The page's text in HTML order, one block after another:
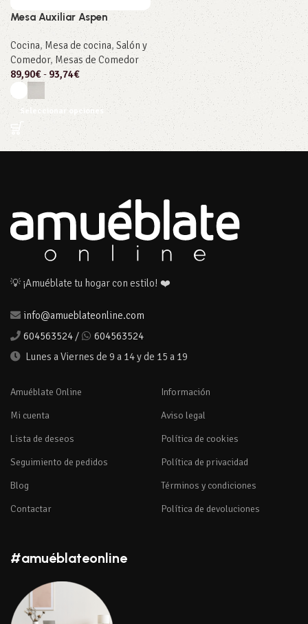
Mesa Auxiliar Aspen
Cocina,Mesa de cocina, Salón y
Comedor, Mesas de Comedor
89,90€-93,74€
Seleccionar opciones
💡 ¡Amuéblate tu hogar con estilo! ❤️
info@amueblateonline.com
604563524 /
604563524
Lunes a Viernes de 9 a 14 y de 15 a 19
Amuéblate Online
Mi cuenta
Lista de deseos
Seguimiento de pedidos
Blog
Contactar
Información
Aviso legal
Política de cookies
Política de privacidad
Términos y condiciones
Política de devoluciones
#amuéblateonline